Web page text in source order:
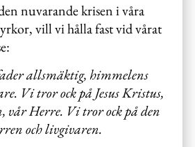
nuvarande krisen i våra
vill vi hålla fast vid vårat
allsmäktig, himmelens
Vi tror ock på Jesus Kristus,
vår Herre. Vi tror ock på den
och livgivaren.